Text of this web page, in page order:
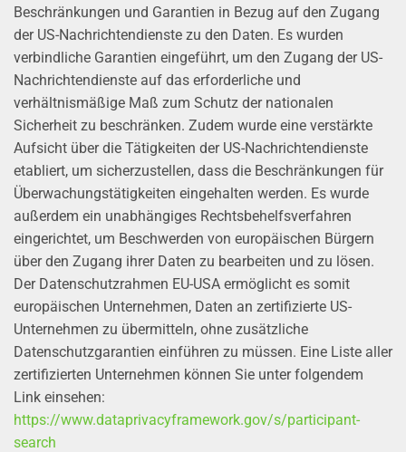
Beschränkungen und Garantien in Bezug auf den Zugang
der US-Nachrichtendienste zu den Daten. Es wurden
verbindliche Garantien eingeführt, um den Zugang der US-
Nachrichtendienste auf das erforderliche und
verhältnismäßige Maß zum Schutz der nationalen
Sicherheit zu beschränken. Zudem wurde eine verstärkte
Aufsicht über die Tätigkeiten der US-Nachrichtendienste
etabliert, um sicherzustellen, dass die Beschränkungen für
Überwachungstätigkeiten eingehalten werden. Es wurde
außerdem ein unabhängiges Rechtsbehelfsverfahren
eingerichtet, um Beschwerden von europäischen Bürgern
über den Zugang ihrer Daten zu bearbeiten und zu lösen.
Der Datenschutzrahmen EU-USA ermöglicht es somit
europäischen Unternehmen, Daten an zertifizierte US-
Unternehmen zu übermitteln, ohne zusätzliche
Datenschutzgarantien einführen zu müssen. Eine Liste aller
zertifizierten Unternehmen können Sie unter folgendem
Link einsehen:
https://www.dataprivacyframework.gov/s/participant-
search